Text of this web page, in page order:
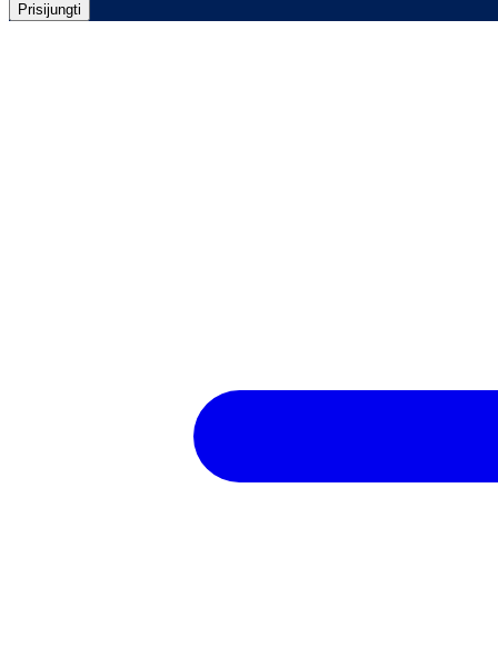
Prisijungti